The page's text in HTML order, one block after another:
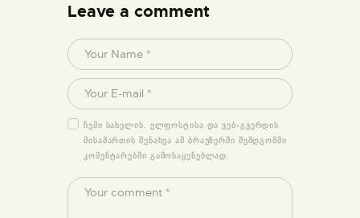
Leave a comment
ᲩᲔᲛᲘ ᲡᲐᲮᲔᲚᲘᲡ. ᲔᲚᲤᲝᲡᲢᲘᲡᲐ ᲓᲐ ᲕᲔᲑ-ᲒᲕᲔᲠᲓᲘᲡ
ᲛᲘᲡᲐᲛᲐᲠᲗᲘᲡ ᲨᲔᲜᲐᲮᲕᲐ ᲐᲛ ᲑᲠᲐᲣᲖᲔᲠᲨᲘ ᲨᲔᲛᲓᲒᲝᲛᲨᲘ
ᲙᲝᲛᲔᲜᲢᲐᲠᲔᲑᲨᲘ ᲒᲐᲛᲝᲡᲐᲧᲔᲜᲔᲑᲚᲐᲓ.